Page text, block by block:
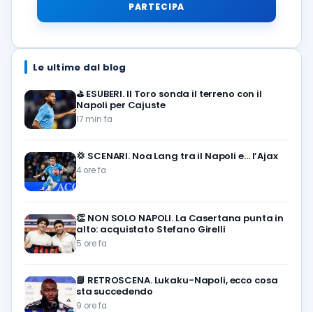
PARTECIPA
Le ultime dal blog
⛳ ESUBERI. Il Toro sonda il terreno con il
Napoli per Cajuste
17 min fa
💢 SCENARI. Noa Lang tra il Napoli e… l’Ajax
4 ore fa
👏 NON SOLO NAPOLI. La Casertana punta in
alto: acquistato Stefano Girelli
5 ore fa
📘 RETROSCENA. Lukaku-Napoli, ecco cosa
sta succedendo
9 ore fa